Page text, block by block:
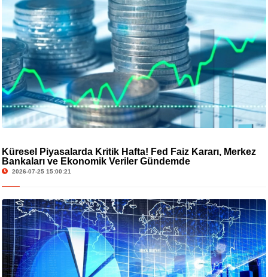
Küresel Piyasalarda Kritik Hafta! Fed Faiz Kararı, Merkez
Bankaları ve Ekonomik Veriler Gündemde
2026-07-25 15:00:21